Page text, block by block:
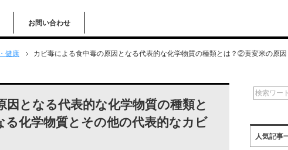
お問い合わせ
健康
カビ毒による食中毒の原因となる代表的な化学物質の種類とは？②黄変米の原
因となる代表的な化学物質の種類と
化学物質とその他の代表的なカビ
人気記事